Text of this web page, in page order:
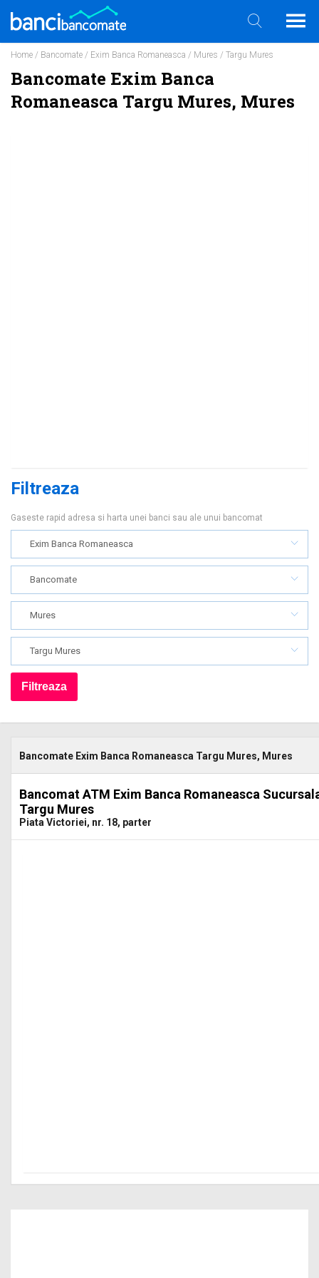
Home / Bancomate / Exim Banca Romaneasca / Mures / Targu Mures
Bancomate Exim Banca
Romaneasca Targu Mures, Mures
Filtreaza
Gaseste rapid adresa si harta unei banci sau ale unui bancomat
Exim Banca Romaneasca
Bancomate
Mures
Targu Mures
Bancomate Exim Banca Romaneasca Targu Mures, Mures
Bancomat ATM Exim Banca Romaneasca
Targu Mures
Piata Victoriei, nr. 18, parter